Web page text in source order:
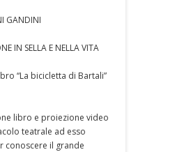
GANDINI
IN SELLA E NELLA VITA
“La bicicletta di Bartali”
libro e proiezione video
teatrale ad esso
conoscere il grande